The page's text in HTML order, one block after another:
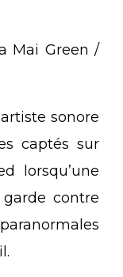
Mai Green /
sonore
captés sur
lorsqu’une
contre